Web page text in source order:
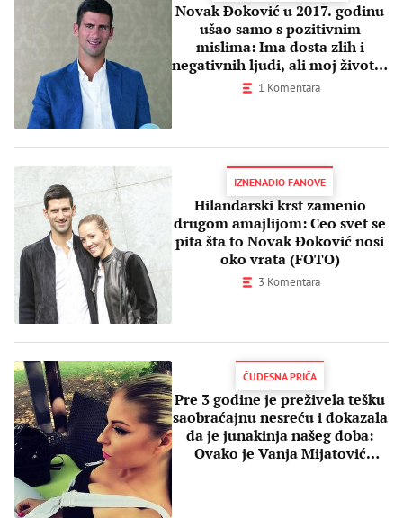
Novak Đoković u 2017. godinu
ušao samo s pozitivnim
mislima: Ima dosta zlih i
negativnih ljudi, ali moj životni
tok je drugačiji
1 Komentara
IZNENADIO FANOVE
Hilandarski krst zamenio
drugom amajlijom: Ceo svet se
pita šta to Novak Đoković nosi
oko vrata (FOTO)
3 Komentara
ČUDESNA PRIČA
Pre 3 godine je preživela tešku
saobraćajnu nesreću i dokazala
da je junakinja našeg doba:
Ovako je Vanja Mijatović